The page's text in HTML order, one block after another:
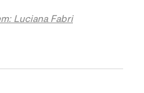
Luciana Fabri